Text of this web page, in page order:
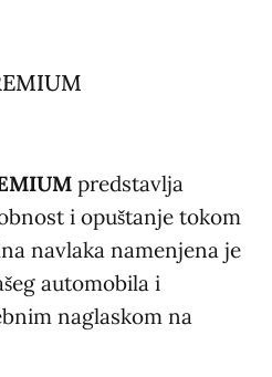
predstavlja
i opuštanje tokom
navlaka namenjena je
automobila i
naglaskom na